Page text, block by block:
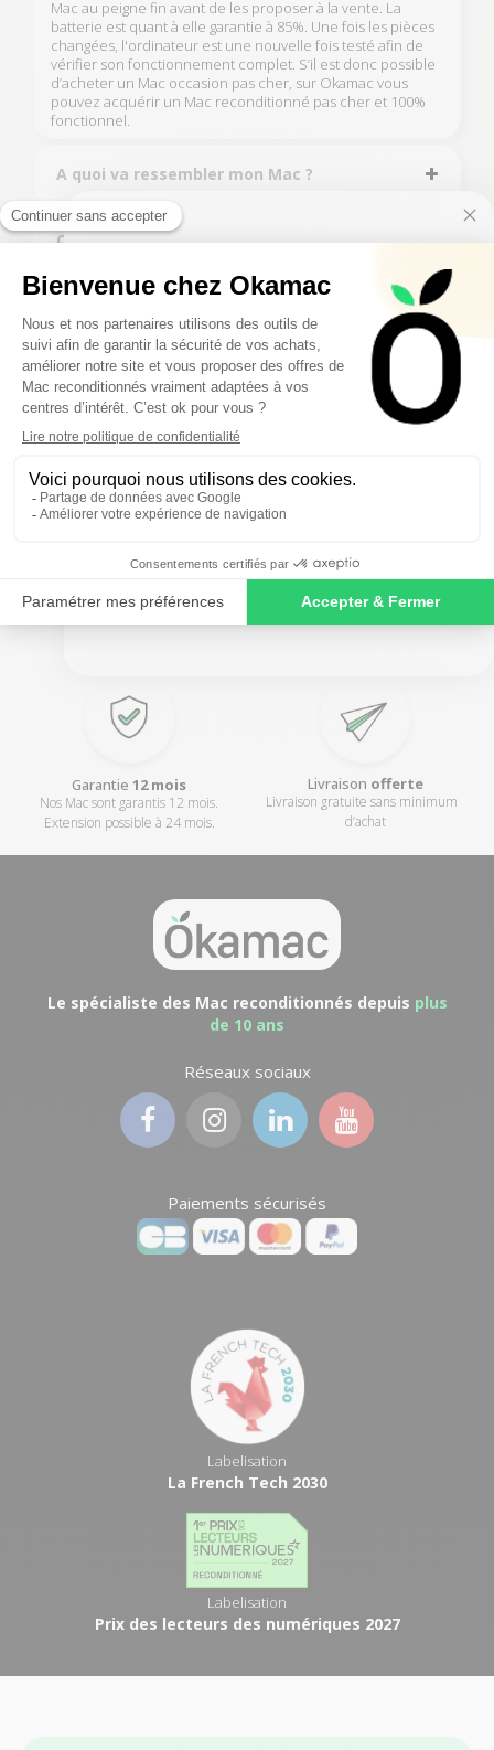
Mac au peigne fin avant de les proposer à la vente. La
batterie est quant à elle garantie à 85%. Une fois les pièces
changées, l'ordinateur est une nouvelle fois testé afin de
vérifier son fonctionnement complet. S’il est donc possible
d’acheter un Mac occasion pas cher, sur Okamac vous
pouvez acquérir un Mac reconditionné pas cher et 100%
fonctionnel.
A quoi va ressembler mon Mac ?
Qu’est ce qui me dit que mon Mac
Quel Mac choisir ?
Une autre raison d’acheter reconditionné ?
Mac100% vérifié
Chaque Mac est inspecté, testé,
Reconditionnéen France
Nos Mac sont reconditionnés en
Garantie 12 mois
Nos Mac sont garantis 12 mois.
Extension possible à 24 mois.
Livraison offerte
Livraison gratuite sans minimum
d’achat
Le spécialiste des Mac reconditionnés depuis plus
de 10 ans
Réseaux sociaux
Paiements sécurisés
Labelisation
La French Tech 2030
Labelisation
Prix des lecteurs des numériques 2027
10€ FREE ON YOUR
FIRST ORDER
Sign up to receive your discount.
SIGN ME UP!
NO, THANKS